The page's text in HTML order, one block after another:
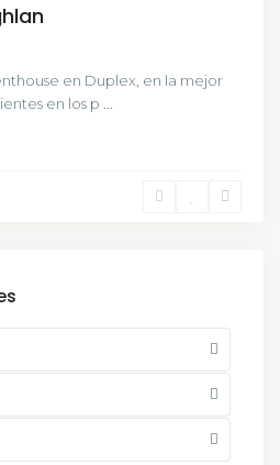
en Duplex, en la mejor
en los p